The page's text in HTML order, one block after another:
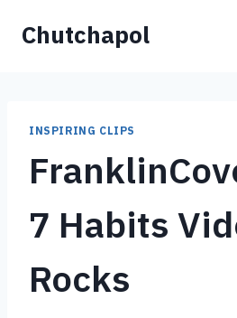
Chutchapol
INSPIRING CLIPS
7 Habits
Rocks